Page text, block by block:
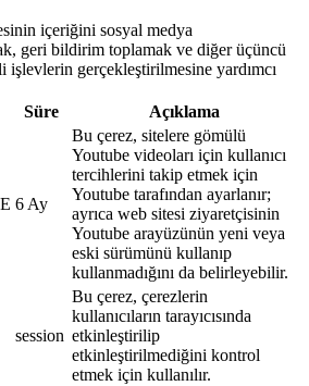
içeriğini sosyal medya
geri bildirim toplamak ve diğer üçüncü
gerçekleştirilmesine yardımcı
Süre Açıklama
6 Ay
Bu çerez, sitelere gömülü
Youtube videoları için kullanıcı
tercihlerini takip etmek için
Youtube tarafından ayarlanır;
ayrıca web sitesi ziyaretçisinin
Youtube arayüzünün yeni veya
eski sürümünü kullanıp
kullanmadığını da belirleyebilir.
session
Bu çerez, çerezlerin
kullanıcıların tarayıcısında
etkinleştirilip
etkinleştirilmediğini kontrol
etmek için kullanılır.